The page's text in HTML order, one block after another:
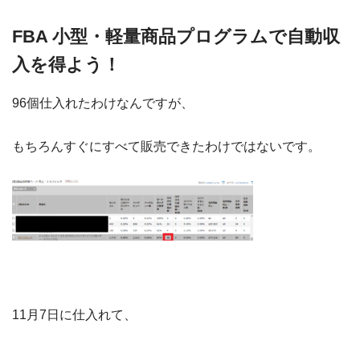
FBA 小型・軽量商品プログラムで自動収
入を得よう！
96個仕入れたわけなんですが、
もちろんすぐにすべて販売できたわけではないです。
11月7日に仕入れて、